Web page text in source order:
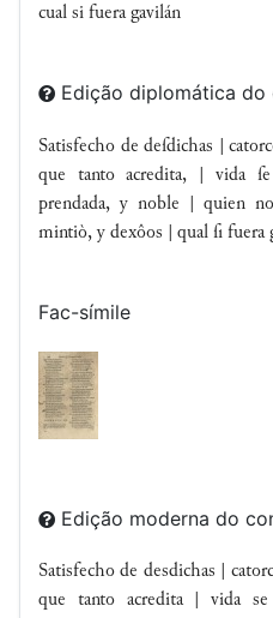
cual si fuera gavilán
Edição diplomática
Satisfecho de deſdichas |
que tanto acredita, | vida
prendada, y noble | quien
mintiò, y dexôos | qual ſi fuera
Fac-símile
Edição moderna do
Satisfecho de desdichas |
que tanto acredita | vida